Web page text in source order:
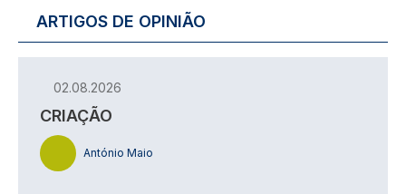
ARTIGOS DE OPINIÃO
02.08.2026
CRIAÇÃO
António Maio